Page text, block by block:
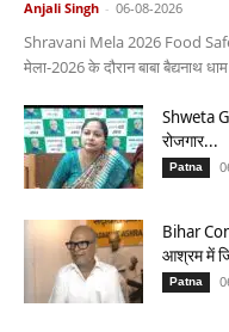
Anjali Singh - 06-08-2026
Shravani Mela 2026 Food
मेला-2026 के दौरान बाबा बैद्यनाथ
Shweta
रोजगार...
Patna
Bihar
आश्रम में
Patna